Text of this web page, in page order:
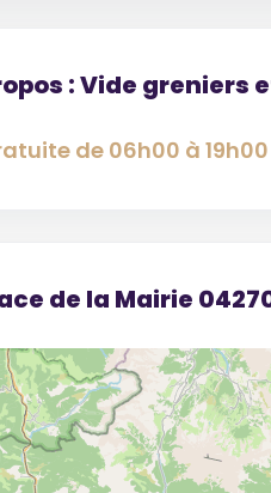
: Vide greniers
de 06h00 à
de la Mairie